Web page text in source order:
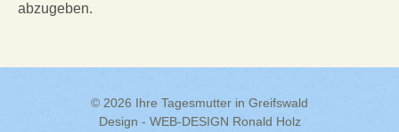
abzugeben.
© 2026 Ihre Tagesmutter in Greifswald
Design - WEB-DESIGN Ronald Holz